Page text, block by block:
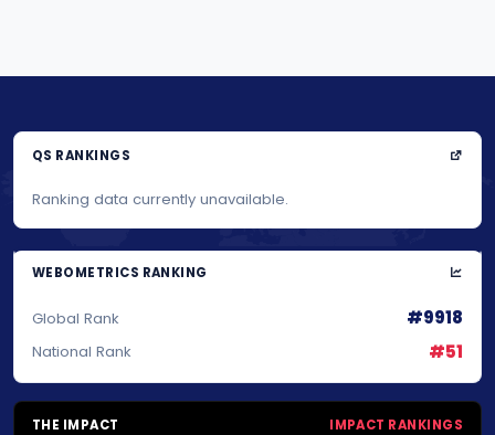
QS RANKINGS
Ranking data currently unavailable.
WEBOMETRICS RANKING
Global Rank #9918
National Rank #51
THE IMPACT IMPACT RANKINGS